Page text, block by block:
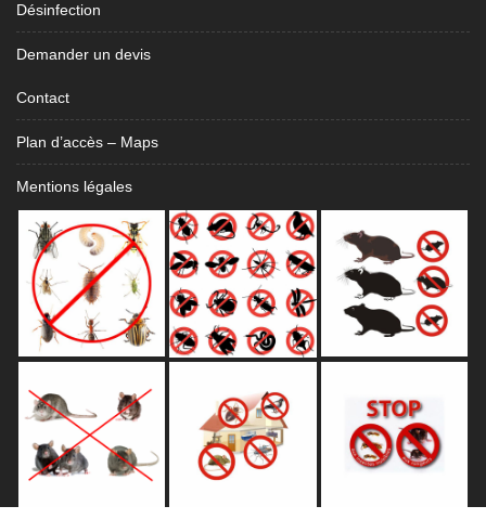
Désinfection
Demander un devis
Contact
Plan d’accès – Maps
Mentions légales